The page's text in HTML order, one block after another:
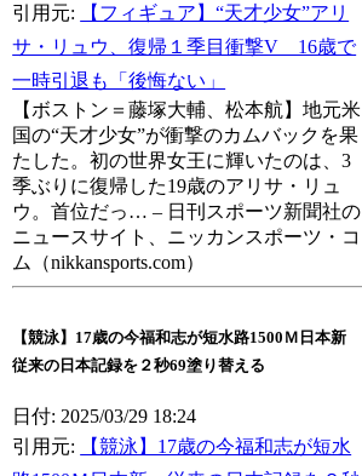
引用元:
【フィギュア】“天才少女”アリ
サ・リュウ、復帰１季目衝撃V 16歳で
一時引退も「後悔ない」
【ボストン＝藤塚大輔、松本航】地元米
国の“天才少女”が衝撃のカムバックを果
たした。初の世界女王に輝いたのは、3
季ぶりに復帰した19歳のアリサ・リュ
ウ。首位だっ… – 日刊スポーツ新聞社の
ニュースサイト、ニッカンスポーツ・コ
ム（nikkansports.com）
【競泳】17歳の今福和志が短水路1500Ｍ日本新
従来の日本記録を２秒69塗り替える
日付: 2025/03/29 18:24
引用元:
【競泳】17歳の今福和志が短水